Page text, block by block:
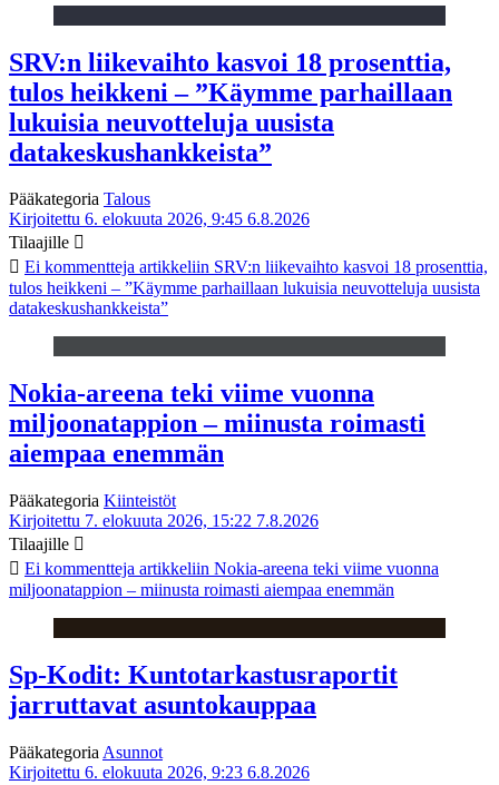
SRV:n liikevaihto kasvoi 18 prosenttia,
tulos heikkeni – ”Käymme parhaillaan
lukuisia neuvotteluja uusista
datakeskushankkeista”
Pääkategoria Talous
Kirjoitettu 6. elokuuta 2026, 9:45 6.8.2026
Tilaajille
Ei kommentteja artikkeliin SRV:n liikevaihto kasvoi 18 prosenttia,
tulos heikkeni – ”Käymme parhaillaan lukuisia neuvotteluja uusista
datakeskushankkeista”
Nokia-areena teki viime vuonna
miljoonatappion – miinusta roimasti
aiempaa enemmän
Pääkategoria Kiinteistöt
Kirjoitettu 7. elokuuta 2026, 15:22 7.8.2026
Tilaajille
Ei kommentteja artikkeliin Nokia-areena teki viime vuonna
miljoonatappion – miinusta roimasti aiempaa enemmän
Sp-Kodit: Kuntotarkastusraportit
jarruttavat asuntokauppaa
Pääkategoria Asunnot
Kirjoitettu 6. elokuuta 2026, 9:23 6.8.2026